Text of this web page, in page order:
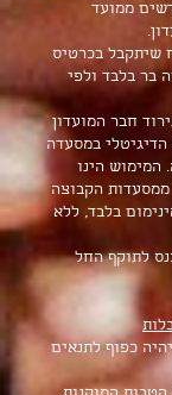
במשך 3 חודשים ממועד
שיתקבל בכרטיס
בר בלבד ולפי
חבר המועדון
במסעדה
המימוש הינו
הקבוצה
של 100 ₪ מינימום בלבד, ללא
לתוקף החל
כפוף לתנאים